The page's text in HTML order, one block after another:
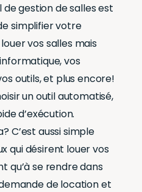
gestion de salles est
simplifier votre
vos salles mais
vos
outils, et plus encore!
un outil automatisé,
d’exécution.
C’est aussi simple
qui désirent louer vos
qu’à se rendre dans
de location et